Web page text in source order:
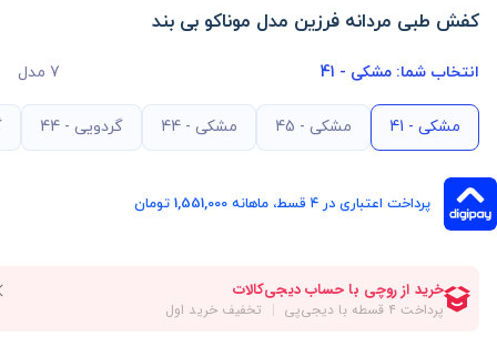
کفش طبی مردانه فرزین مدل موناکو بی بند
انتخاب شما: مشکی - 41 7 مدل
مشکی - 41 مشکی - 45 مشکی - 44 گردویی - 44
پرداخت اعتباری در ۴ قسط، ماهانه 1,551,000 تومان